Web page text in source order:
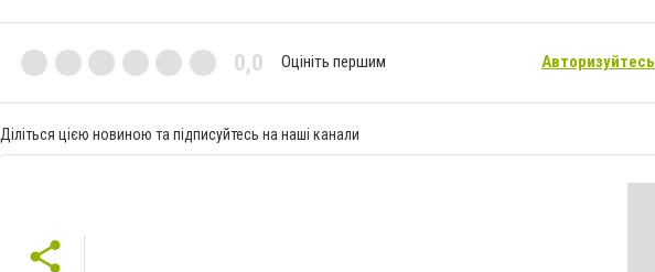
0,0 Оцініть першим Авторизуйтесь
Діліться цією новиною та підписуйтесь на наші канали